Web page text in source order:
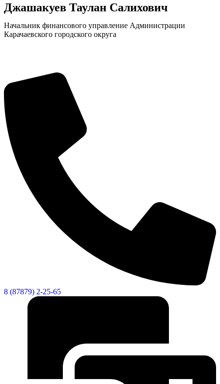
Экономика
Джашакуев Таулан Салихович
Начальник финансового управление Администрации
Карачаевского городского округа
8 (87879) 2-25-65